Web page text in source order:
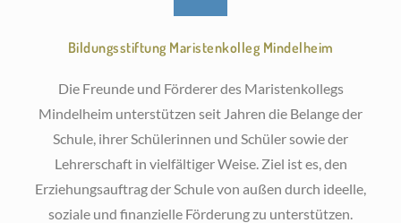
Bildungsstiftung Maristenkolleg Mindelheim
Die Freunde und Förderer des Maristenkollegs
Mindelheim unterstützen seit Jahren die Belange der
Schule, ihrer Schülerinnen und Schüler sowie der
Lehrerschaft in vielfältiger Weise. Ziel ist es, den
Erziehungsauftrag der Schule von außen durch ideelle,
soziale und finanzielle Förderung zu unterstützen.